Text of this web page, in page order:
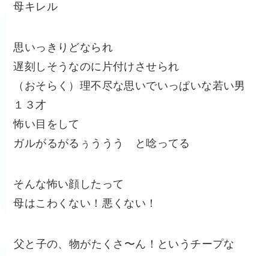
母キレル
思いっきりどなられ
遅刻しそうなのに片付けさせられ
（おそらく）理不尽な思いでいっぱいな若い男
１３才
怖い目をして
ガルがるがるぅううう と唸ってる
そんな怖い顔したって
母はこわくない！悪くない！
父と子の、物がたくさ〜ん！というチープな